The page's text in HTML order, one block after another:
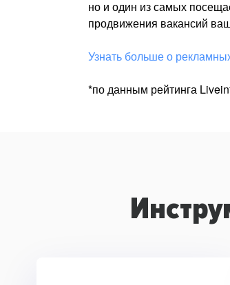
но и один из самых
продвижения вакансий
Узнать больше о
*по данным рейтинга